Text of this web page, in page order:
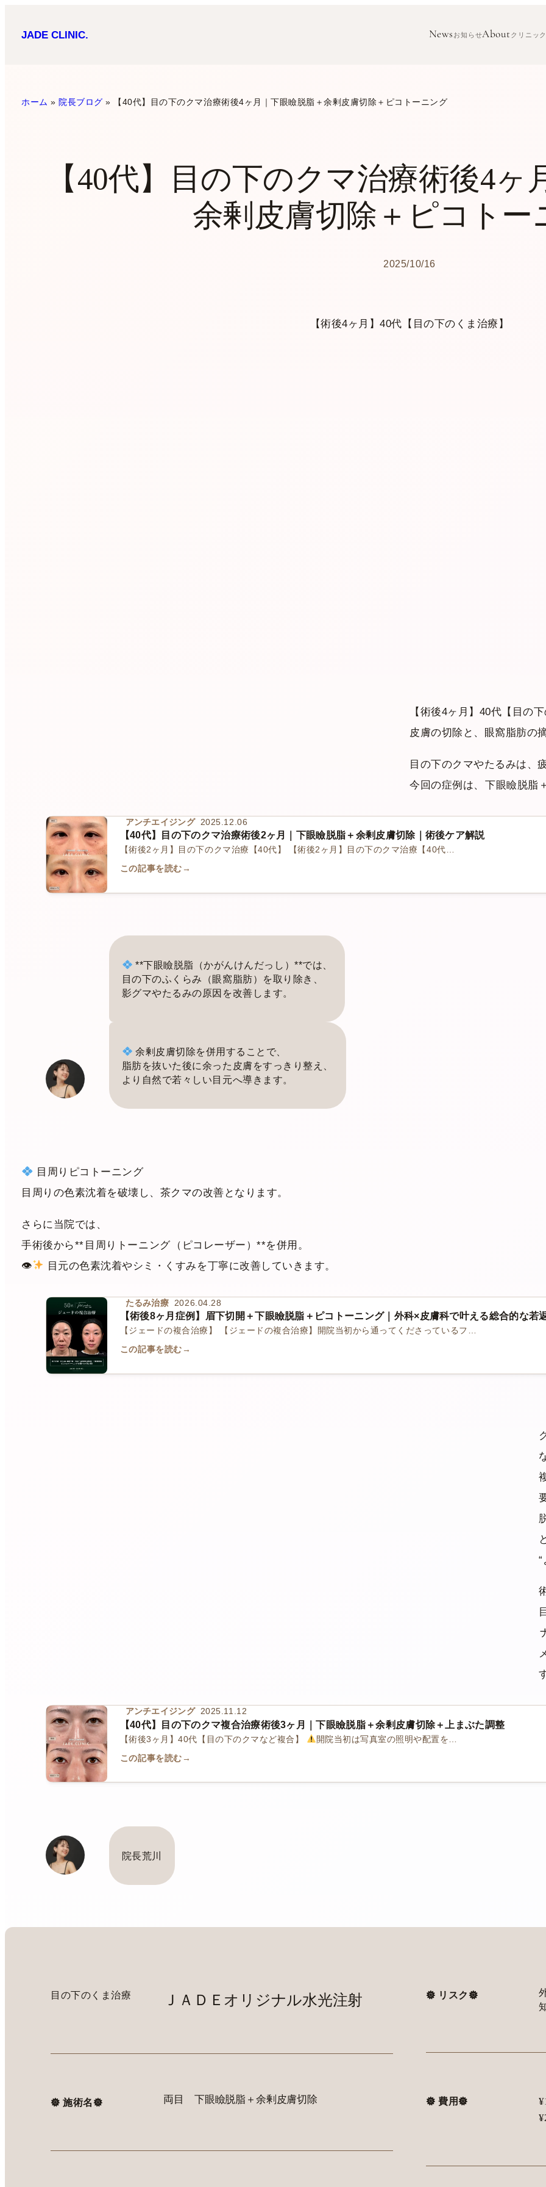
JADE CLINIC. News お知らせAboutクリニッ
ホーム » 院長ブログ » 【40代】目の下のクマ治療術後4ヶ月｜下眼瞼脱脂＋余剰皮膚切除＋ピコトーニング
【40代】目の下のクマ治療術後4ヶ
余剰皮膚切除＋ピコトー
2025/10/16
【術後4ヶ月】40代【目の下のくま治療】
【術後4ヶ月】40代【目の
皮膚の切除と、眼窩脂肪の
目の下のクマやたるみは、
今回の症例は、 下眼瞼脱脂
アンチエイジング 2025.12.06
【40代】目の下のクマ治療術後2ヶ月｜下眼瞼脱脂＋余剰皮膚切除｜術後ケア解説
【術後2ヶ月】目の下のクマ治療【40代】 【術後2ヶ月】目の下のクマ治療【40代…
この記事を読む→
**下眼瞼脱脂（かがんけんだっし）**では、
目の下のふくらみ（眼窩脂肪）を取り除き、
影グマやたるみの原因を改善します。
余剰皮膚切除を併用することで、
脂肪を抜いた後に余った皮膚をすっきり整え、
より自然で若々しい目元へ導きます。
目周りピコトーニング
目周りの色素沈着を破壊し、茶クマの改善となります。
さらに当院では、
手術後から** 目周りトーニング （ピコレーザー）**を併用。
👁
目元の色素沈着やシミ・くすみを丁寧に改善していきます。
たるみ治療 2026.04.28
【術後8ヶ月症例】眉下切開＋下眼瞼脱脂＋ピコトーニング｜外科×皮膚科で叶える総合的な若
【ジェードの複合治療】 【ジェードの複合治療】開院当初から通ってくださっているフ…
この記事を読む→
アンチエイジング 2025.11.12
【40代】目の下のクマ複合治療術後3ヶ月｜下眼瞼脱脂＋余剰皮膚切除＋上まぶた調整
【術後3ヶ月】40代【目の下のクマなど複合】
開院当初は写真室の照明や配置を…
この記事を読む→
院長荒川
目の下のくま治療 ＪＡＤＥオリジナル水光注射
𖣔 施術名𖣔 両目 下眼瞼脱脂＋余剰皮膚切除
𖣔 リスク𖣔
𖣔 費用𖣔